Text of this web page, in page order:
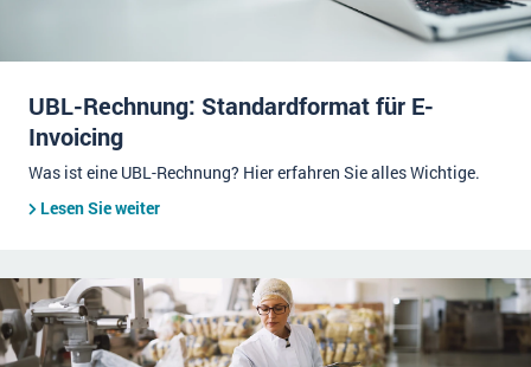
UBL-Rechnung: Standardformat für E-
Invoicing
Was ist eine UBL-Rechnung? Hier erfahren Sie alles Wichtige.
Lesen Sie weiter